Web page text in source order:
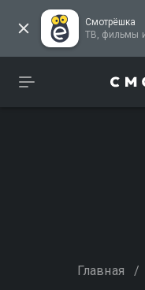
Смотрёшка
Главная /